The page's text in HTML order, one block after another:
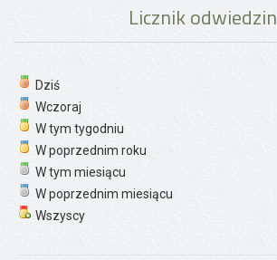
Licznik odwiedzin
Dziś
Wczoraj
W tym tygodniu
W poprzednim roku
W tym miesiącu
W poprzednim miesiącu
Wszyscy